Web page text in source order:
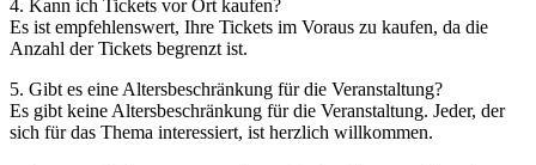
4. Kann ich Tickets vor Ort kaufen?
Es ist empfehlenswert, Ihre Tickets im Voraus zu kaufen, da die
Anzahl der Tickets begrenzt ist.
5. Gibt es eine Altersbeschränkung für die Veranstaltung?
Es gibt keine Altersbeschränkung für die Veranstaltung. Jeder, der
sich für das Thema interessiert, ist herzlich willkommen.